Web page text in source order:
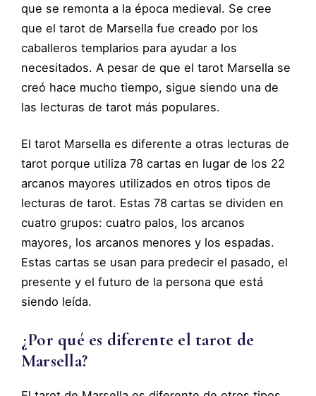
que se remonta a la época medieval. Se cree
que el tarot de Marsella fue creado por los
caballeros templarios para ayudar a los
necesitados. A pesar de que el tarot Marsella se
creó hace mucho tiempo, sigue siendo una de
las lecturas de tarot más populares.
El tarot Marsella es diferente a otras lecturas de
tarot porque utiliza 78 cartas en lugar de los 22
arcanos mayores utilizados en otros tipos de
lecturas de tarot. Estas 78 cartas se dividen en
cuatro grupos: cuatro palos, los arcanos
mayores, los arcanos menores y los espadas.
Estas cartas se usan para predecir el pasado, el
presente y el futuro de la persona que está
siendo leída.
¿Por qué es diferente el tarot de
Marsella?